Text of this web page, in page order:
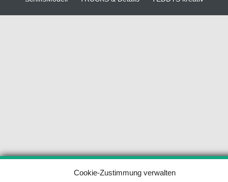
Cookie-Zustimmung verwalten
Ihr Wegweiser zum Erfolg